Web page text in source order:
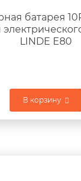
батарея
LINDE E80
В корзину